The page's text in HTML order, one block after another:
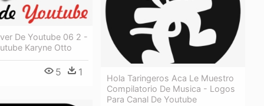
De Youtube 06 2 -
Karyne Otto
5 1
Hola Taringeros Aca Le Muestro
Compilatorio De Musica - Logos
Para Canal De Youtube